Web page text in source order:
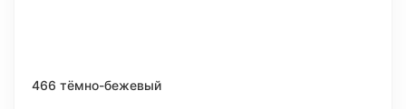
466 тёмно-бежевый